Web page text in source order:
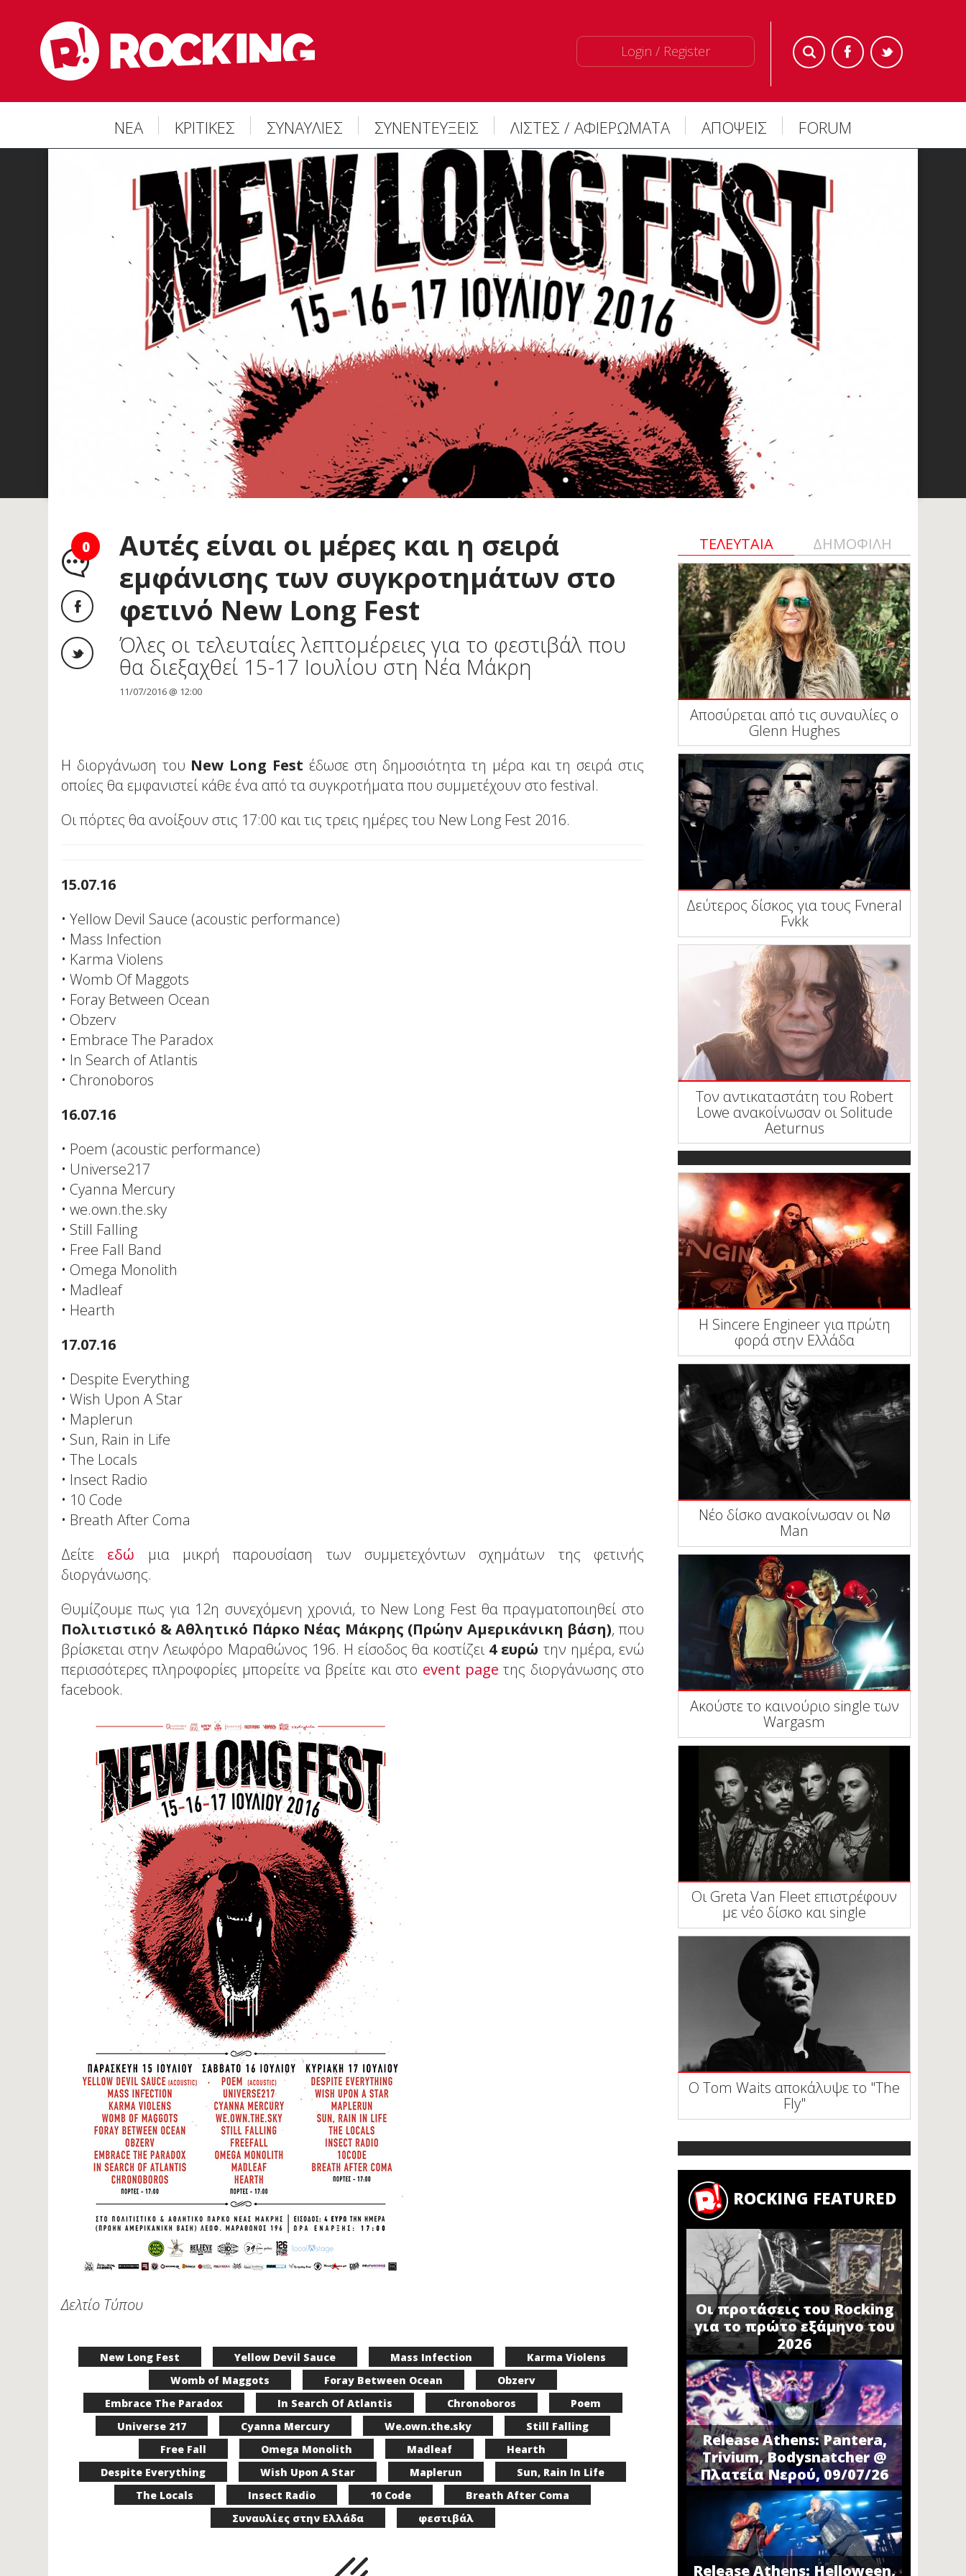
Login / Register
ΝΕΑ ΚΡΙΤΙΚΕΣ ΣΥΝΑΥΛΙΕΣ ΣΥΝΕΝΤΕΥΞΕΙΣ ΛΙΣΤΕΣ / ΑΦΙΕΡΩΜΑΤΑ ΑΠΟΨΕΙΣ FORUM
0
Αυτές είναι οι μέρες και η σειρά
εμφάνισης των συγκροτημάτων στο
φετινό New Long Fest
Όλες οι τελευταίες λεπτομέρειες για το φεστιβάλ που
θα διεξαχθεί 15-17 Ιουλίου στη Νέα Μάκρη
11/07/2016 @ 12:00
Η διοργάνωση του New Long Fest έδωσε στη δημοσιότητα τη μέρα και τη σειρά στις
οποίες θα εμφανιστεί κάθε ένα από τα συγκροτήματα που συμμετέχουν στο festival.
Οι πόρτες θα ανοίξουν στις 17:00 και τις τρεις ημέρες του New Long Fest 2016.
15.07.16
• Yellow Devil Sauce (acoustic performance)
• Mass Infection
• Karma Violens
• Womb Of Maggots
• Foray Between Ocean
• Obzerv
• Embrace The Paradox
• In Search of Atlantis
• Chronoboros
16.07.16
• Poem (acoustic performance)
• Universe217
• Cyanna Mercury
• we.own.the.sky
• Still Falling
• Free Fall Band
• Omega Monolith
• Madleaf
• Hearth
17.07.16
• Despite Everything
• Wish Upon A Star
• Maplerun
• Sun, Rain in Life
• The Locals
• Insect Radio
• 10 Code
• Breath After Coma
Δείτε εδώ μια μικρή παρουσίαση των συμμετεχόντων σχημάτων της φετινής
διοργάνωσης.
Θυμίζουμε πως για 12η συνεχόμενη χρονιά, το New Long Fest θα πραγματοποιηθεί στο
Πολιτιστικό & Αθλητικό Πάρκο Νέας Μάκρης (Πρώην Αμερικάνικη βάση), που
βρίσκεται στην Λεωφόρο Μαραθώνος 196. Η είσοδος θα κοστίζει 4 ευρώ την ημέρα, ενώ
περισσότερες πληροφορίες μπορείτε να βρείτε και στο event page της διοργάνωσης στο
facebook.
Δελτίο Τύπου
New Long Fest Yellow Devil Sauce Mass Infection
Karma Violens
Womb of Maggots
Foray Between Ocean
Obzerv
Embrace The Paradox
In Search Of Atlantis Chronoboros
Poem
Universe 217
Cyanna Mercury We.own.the.sky
Still Falling
Free Fall
Omega Monolith Madleaf
Hearth
Despite Everything
Wish Upon A Star Maplerun
Sun, Rain In Life
The Locals
Insect Radio 10 Code
Breath After Coma
Συναυλίες στην Ελλάδα
φεστιβάλ
ΤΕΛΕΥΤΑΙΑ ΔΗΜΟΦΙΛΗ
Αποσύρεται από τις συναυλίες ο
Glenn Hughes
Δεύτερος δίσκος για τους Fvneral
Fvkk
Τον αντικαταστάτη του Robert
Lowe ανακοίνωσαν οι Solitude
Aeturnus
Η Sincere Engineer για πρώτη
φορά στην Ελλάδα
Νέο δίσκο ανακοίνωσαν οι Nø
Man
Ακούστε το καινούριο single των
Wargasm
Οι Greta Van Fleet επιστρέφουν
με νέο δίσκο και single
Ο Tom Waits αποκάλυψε το "The
Fly"
ROCKING FEATURED
Οι προτάσεις του Rocking
για το πρώτο εξάμηνο του
2026
Release Athens: Pantera,
Trivium, Bodysnatcher @
Πλατεία Νερού, 09/07/26
Release Athens: Helloween,